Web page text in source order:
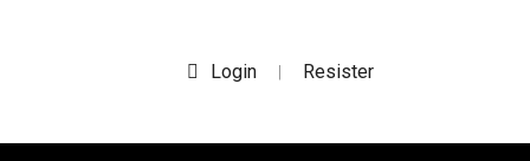
Login | Resister